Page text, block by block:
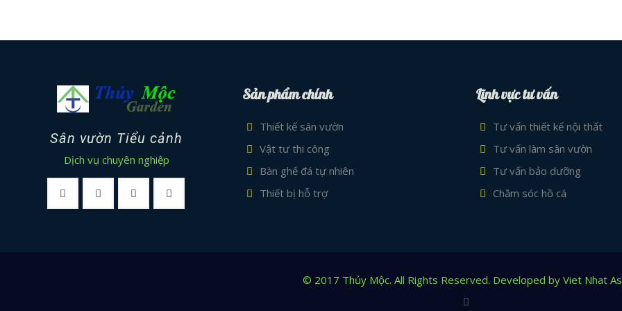
Sân vườn Tiểu cảnh
Dịch vụ chuyên nghiệp
Sản phẩm chính
Thiết kế sân vườn
Vật tư thi công
Bàn ghế đá tự nhiên
Thiết bị hỗ trợ
Lĩnh vực tư vấn
Tư vấn thiết kế nội thất
Tư vấn làm sân vườn
Tư vấn bảo dưỡng
Chăm sóc hồ cá
© 2017 Thủy Mộc. All Rights Reserved. Developed by Viet Nhat